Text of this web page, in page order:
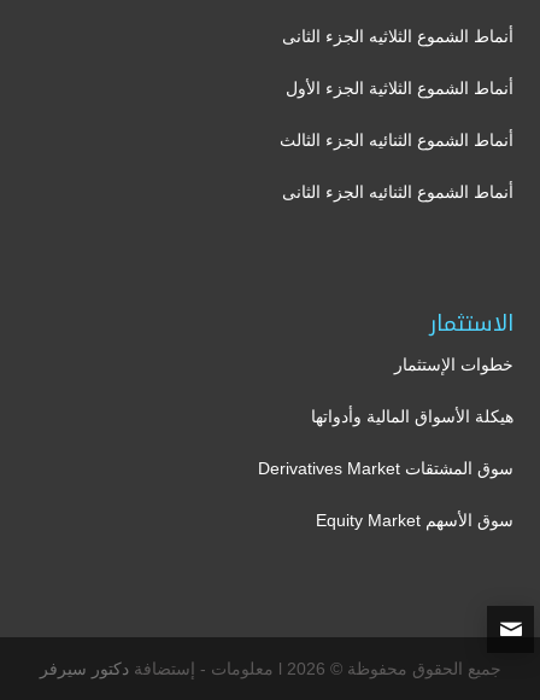
أنماط الشموع الثلاثيه الجزء الثانى
أنماط الشموع الثلاثية الجزء الأول
أنماط الشموع الثنائيه الجزء الثالث
أنماط الشموع الثنائيه الجزء الثانى
الاستثمار
خطوات الإستثمار
هيكلة الأسواق المالية وأدواتها
سوق المشتقات Derivatives Market
سوق الأسهم Equity Market
جميع الحقوق محفوظة © 2026 l معلومات - إستضافة دكتور سيرفر